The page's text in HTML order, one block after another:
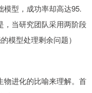
模型，成功率却高达95.
，当研究团队采用两阶段
模型处理剩余问题）
物进化的比喻来理解。首